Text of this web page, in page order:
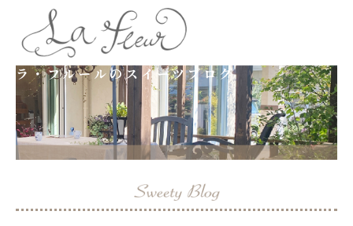
ラ・フルールのスイーツブログ